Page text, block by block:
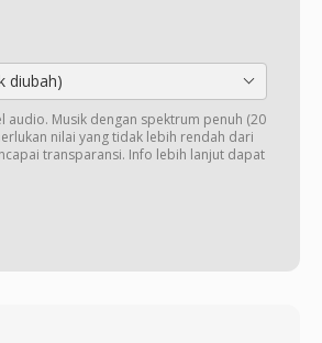
diubah)
audio. Musik dengan spektrum penuh (20
nilai yang tidak lebih rendah dari
transparansi. Info lebih lanjut dapat